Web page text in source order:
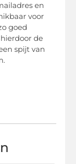
en
voor
goed
de
spijt van